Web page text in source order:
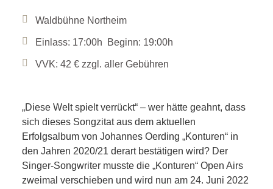
Waldbühne Northeim
Einlass: 17:00h Beginn: 19:00h
VVK: 42 € zzgl. aller Gebühren
„Diese Welt spielt verrückt“ – wer hätte geahnt, dass
sich dieses Songzitat aus dem aktuellen
Erfolgsalbum von Johannes Oerding „Konturen“ in
den Jahren 2020/21 derart bestätigen wird? Der
Singer-Songwriter musste die „Konturen“ Open Airs
zweimal verschieben und wird nun am 24. Juni 2022